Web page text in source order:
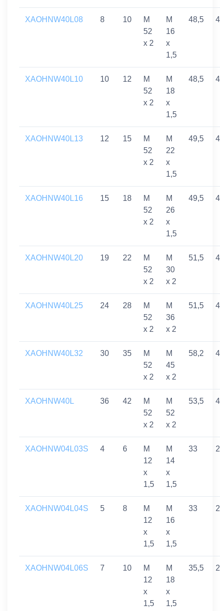
XAOHNW40L08 8 10
M
52
x 2
M
16
x
1,5
48,5
XAOHNW40L10 10 12
M
52
x 2
M
18
x
1,5
48,5
XAOHNW40L13 12 15
M
52
x 2
M
22
x
1,5
49,5
XAOHNW40L16 15 18
M
52
x 2
M
26
x
1,5
49,5
XAOHNW40L20 19 22
M
52
x 2
M
30
x 2
51,5
XAOHNW40L25 24 28
M
52
x 2
M
36
x 2
51,5
XAOHNW40L32 30 35
M
52
x 2
M
45
x 2
58,2
XAOHNW40L 36 42
M
52
x 2
M
52
x 2
53,5
XAOHNW04L03S 4 6
M
12
x
1,5
M
14
x
1,5
33
XAOHNW04L04S 5 8
M
12
x
1,5
M
16
x
1,5
33
XAOHNW04L06S 7 10
M
12
x
1,5
M
18
x
1,5
35,5